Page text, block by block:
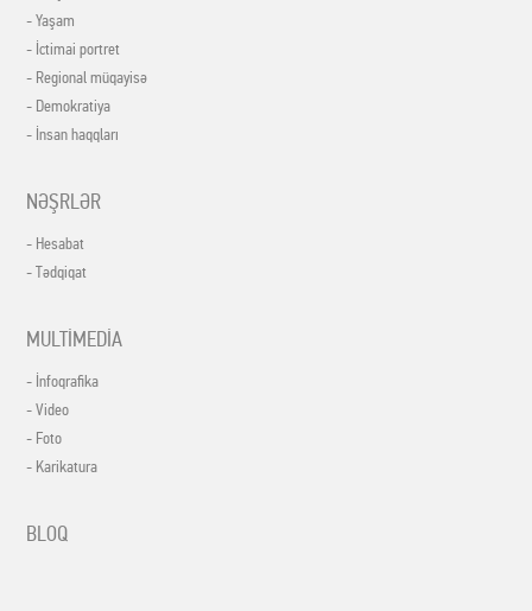
- Yaşam
- İctimai portret
- Regional müqayisə
- Demokratiya
- İnsan haqqları
NƏŞRLƏR
- Hesabat
- Tədqiqat
MULTİMEDİA
- İnfoqrafika
- Video
- Foto
- Karikatura
BLOQ